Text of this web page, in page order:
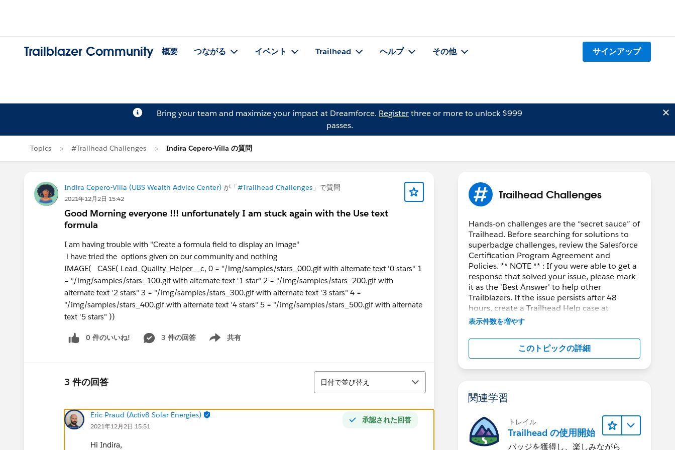
Trailblazer Community 概要 つながる イベント Trailhead ヘルプ その他 サインアップ
Bring your team and maximize your impact at Dreamforce. Registerthree or more to unlock $999
passes.
Topics #Trailhead Challenges Indira Cepero-Villa の質問
Indira Cepero-Villa (UBS Wealth Advice Center) が「#Trailhead Challenges 」で質問
2021年12月2日 15:42
Good Morning everyone !!! unfortunately I am stuck again with the Use text
formula
I am having trouble with "Create a formula field to display an image"
i have tried the options given on our community and nothing
IMAGE( CASE( Lead_Quality_Helper__c, 0 = "/img/samples/stars_000.gif with alternate text '0 stars" 1
= "/img/samples/stars_100.gif with alternate text '1 star" 2 = "/img/samples/stars_200.gif with
alternate text '2 stars" 3 = "/img/samples/stars_300.gif with alternate text '3 stars" 4 =
"/img/samples/stars_400.gif with alternate text '4 stars" 5 = "/img/samples/stars_500.gif with alternate
text '5 stars" ))
0 件のいいね! 3 件の回答 共有
Show menu
3 件の回答
並び替え
日付で並び替え
承認された回答
Eric Praud (Activ8 Solar Energies)
2021年12月2日 15:51
Hi Indira,
Trailhead Challenges
Hands-on challenges are the “secret sauce” of
Trailhead. Before searching for solutions to
superbadge challenges, review the Salesforce
Certification Program Agreement and
Policies. ** NOTE ** : If you were able to get a
response that solved your issue, please mark
it as the 'Best Answer' to help other
Trailblazers. If the issue persists after 48
hours, create a Trailhead Help case at
https://help.salesforce.com/s/support
表示件数を増やす
このトピックの詳細
関連学習
トレイル
Trailhead の使用開始
バッジを獲得し、楽しみながら